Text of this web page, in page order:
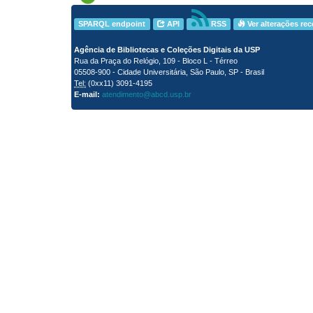
SPARQL endpoint API RSS Ver alterações
Agência de Bibliotecas e Coleções Digitais da USP
Rua da Praça do Relógio, 109 - Bloco L - Térreo
05508-900 - Cidade Universitária, São Paulo, SP - Brasil
Tel: (0xx11) 3091-4195
E-mail: atendimento@abcd.usp.br